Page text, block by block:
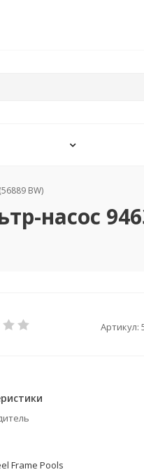
BW)
насос
Артикул:
Frame Pools